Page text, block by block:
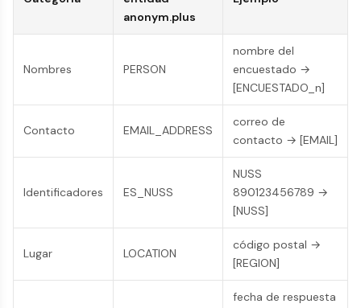
anonym.plus
Nombres PERSON
nombre del
encuestado →
[ENCUESTADO_n]
Contacto EMAIL_ADDRESS
correo de
contacto → [EMAIL]
Identificadores ES_NUSS
NUSS
890123456789 →
[NUSS]
Lugar LOCATION
código postal →
[REGION]
fecha de respuesta